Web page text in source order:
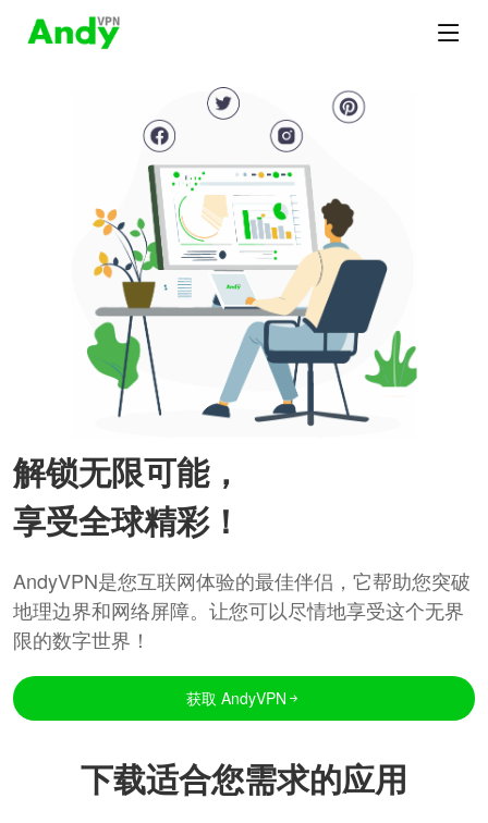
解锁无限可能，
享受全球精彩！
AndyVPN是您互联网体验的最佳伴侣，它帮助您突破
地理边界和网络屏障。让您可以尽情地享受这个无界
限的数字世界！
获取 AndyVPN
下载适合您需求的应用